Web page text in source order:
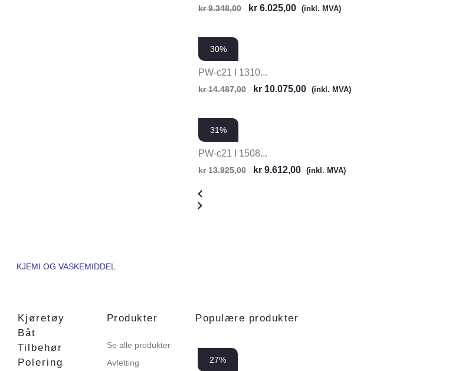
kr9.348,00 kr6.025,00 (inkl. MVA)
30%
PW-c21 I 1310...
kr14.487,00 kr10.075,00 (inkl. MVA)
31%
PW-c21 I 1508...
kr13.925,00 kr9.612,00 (inkl. MVA)
KJEMI OG VASKEMIDDEL
Kjøretøy
Båt
Tilbehør
Polering
Produkter
Se alle produkter
Avfetting
Populære produkter
27%